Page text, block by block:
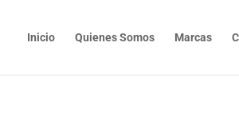
Inicio Quienes Somos Marcas